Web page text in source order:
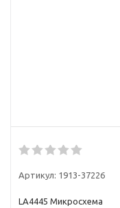
Артикул: 1913-37226
LA4445 Микросхема